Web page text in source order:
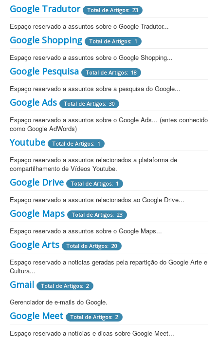
Google Tradutor Total de Artigos: 23
Espaço reservado a assuntos sobre o Google Tradutor...
Google Shopping Total de Artigos: 1
Espaço reservado a assuntos sobre o Google Shopping...
Google Pesquisa Total de Artigos: 18
Espaço reservado a assuntos sobre a pesquisa do Google...
Google Ads Total de Artigos: 30
Espaço reservado a assuntos sobre o Google Ads... (antes conhecido
como Google AdWords)
Youtube Total de Artigos: 1
Espaço reservado a assuntos relacionados a plataforma de
compartilhamento de Vídeos Youtube.
Google Drive Total de Artigos: 1
Espaço reservado a assuntos relacionados ao Google Drive...
Google Maps Total de Artigos: 23
Espaço reservado a assuntos sobre o Google Maps...
Google Arts Total de Artigos: 20
Espaço reservado a noticias geradas pela repartição do Google Arte e
Cultura...
Gmail Total de Artigos: 2
Gerenciador de e-mails do Google.
Google Meet Total de Artigos: 2
Espaço reservado a notícias e dicas sobre Google Meet...